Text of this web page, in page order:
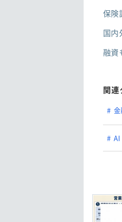
保険
国内
融資
関連
AI